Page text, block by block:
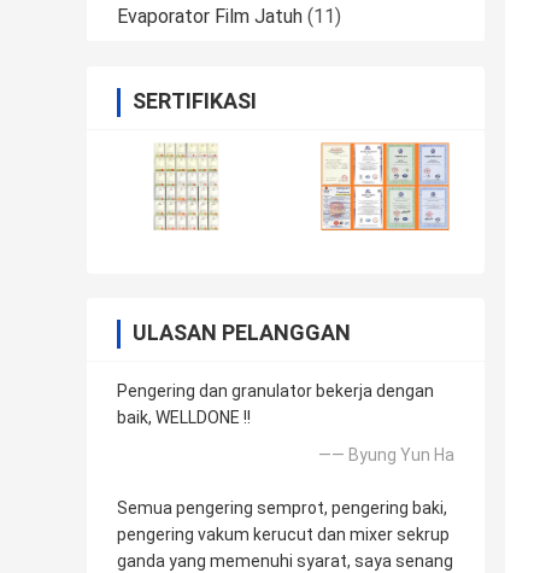
Evaporator Film Jatuh (11)
SERTIFIKASI
ULASAN PELANGGAN
Pengering dan granulator bekerja dengan
baik, WELLDONE !!
—— Byung Yun Ha
Semua pengering semprot, pengering baki,
pengering vakum kerucut dan mixer sekrup
ganda yang memenuhi syarat, saya senang